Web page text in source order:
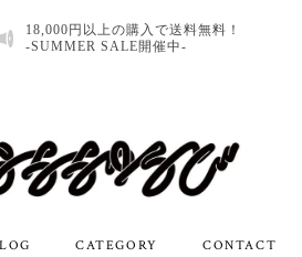
18,000円以上の購入で送料無料！
-SUMMER SALE開催中-
CATEGORY CONTACT